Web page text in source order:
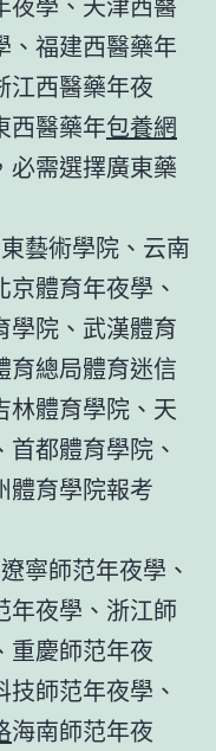
、福建西醫藥年
江西醫藥年夜
西醫藥年包養網
必需選擇廣東藥
藝術學院、云南
體育年夜學、
學院、武漢體育
育總局體育迷信
林體育學院、天
都體育學院、
體育學院報考
寧師范年夜學、
年夜學、浙江師
重慶師范年夜
師范年夜學、
海南師范年夜